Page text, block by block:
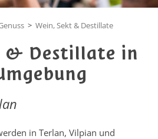
> Wein, Sekt & Destillate
& Destillate in
in Terlan, Vilpian und